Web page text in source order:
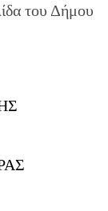
του Δήμου